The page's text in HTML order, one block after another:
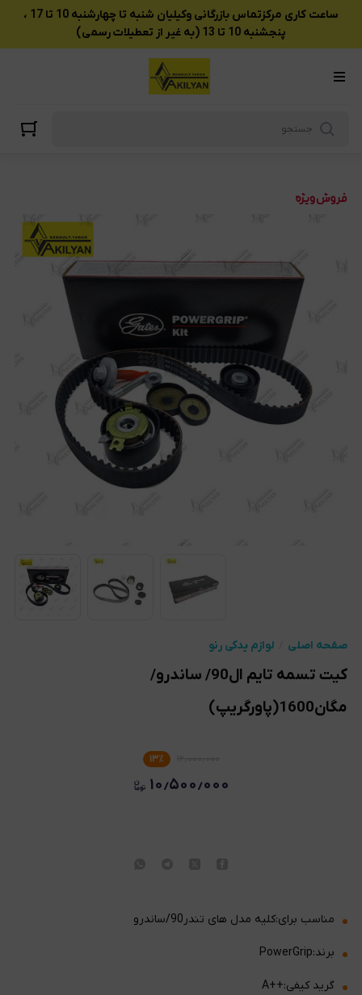
ساعت کاری مرکزتماس بازرگانی وکیلیان شنبه تا چهارشنبه 10 تا 17 ،
پنجشنبه 10 تا 13 (به غیر از تعطیلات رسمی)
صفحه اصلی لوازم یدکی رنو
کیت تسمه تایم ال90/ ساندرو/
مگان1600(پاورگریپ)
۱۳٪
۱۰٫۵۰۰٫۰۰۰
مناسب برای:کلیه مدل های تندر90/ساندرو
برند:PowerGrip
گرید کیفی:++A